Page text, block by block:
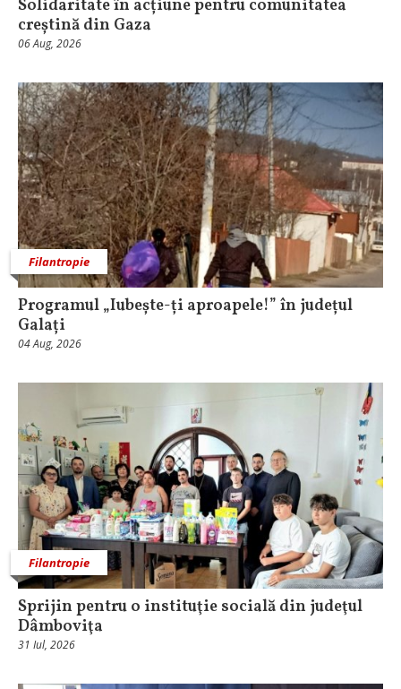
Solidaritate în acțiune pentru comunitatea
creștină din Gaza
06 Aug, 2026
Filantropie
Programul „Iubește-ți aproapele!” în județul
Galați
04 Aug, 2026
Filantropie
Sprijin pentru o instituţie socială din judeţul
Dâmboviţa
31 Iul, 2026